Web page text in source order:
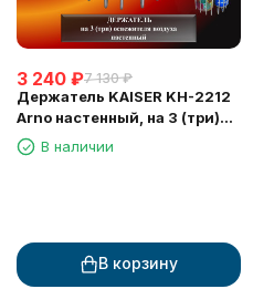
3 240 ₽7 130 ₽
Держатель KAISER KH-2212
Arno настенный, на 3 (три)
освежителя воздуха
В наличии
В корзину